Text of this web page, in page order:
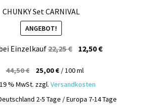
CHUNKY Set CARNIVAL
ANGEBOT!
Einzelkauf22,25€ Ursprünglicher
war:
22,25 €
12,50€Aktueller
44,50€ 25,00€/100ml
% MwSt. zzgl. Versandkosten
2-5 Tage / Europa 7-14 Tage